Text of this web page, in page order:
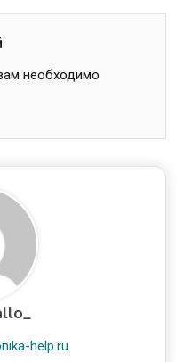
необходимо
help.ru